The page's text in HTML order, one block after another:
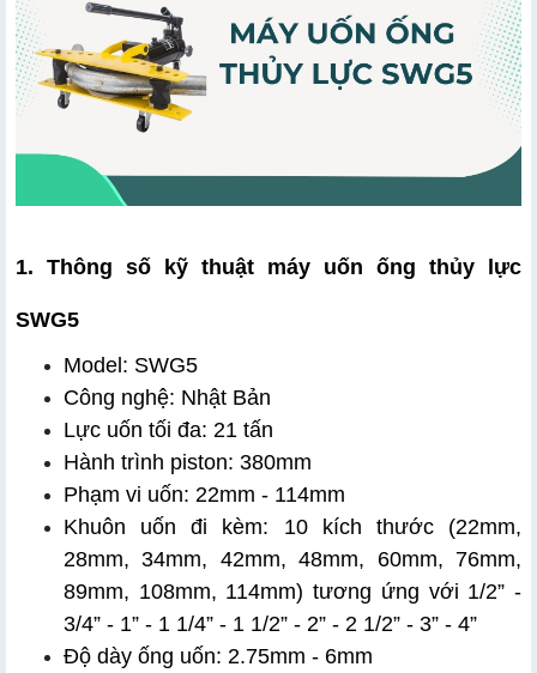
1. Thông số kỹ thuật máy uốn ống thủy lực
SWG5
Model: SWG5
Công nghệ: Nhật Bản
Lực uốn tối đa: 21 tấn
Hành trình piston: 380mm
Phạm vi uốn: 22mm - 114mm
Khuôn uốn đi kèm: 10 kích thước (22mm,
28mm, 34mm, 42mm, 48mm, 60mm, 76mm,
89mm, 108mm, 114mm) tương ứng với 1/2” -
3/4” - 1” - 1 1/4” - 1 1/2” - 2” - 2 1/2” - 3” - 4”
Độ dày ống uốn: 2.75mm - 6mm